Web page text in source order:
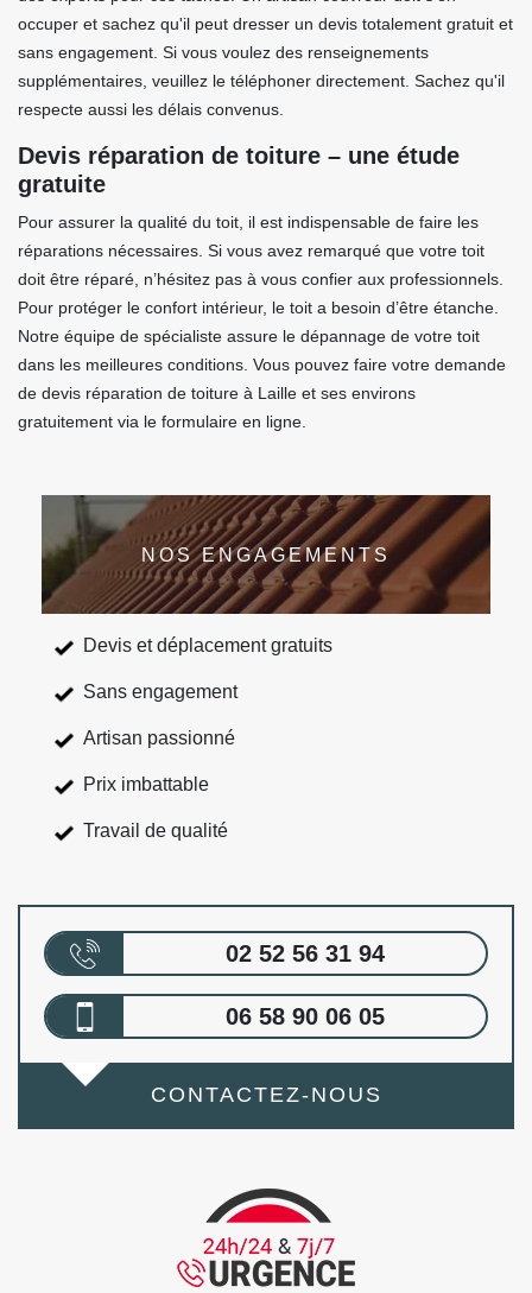
occuper et sachez qu'il peut dresser un devis totalement gratuit et
sans engagement. Si vous voulez des renseignements
supplémentaires, veuillez le téléphoner directement. Sachez qu'il
respecte aussi les délais convenus.
Devis réparation de toiture – une étude
gratuite
Pour assurer la qualité du toit, il est indispensable de faire les
réparations nécessaires. Si vous avez remarqué que votre toit
doit être réparé, n’hésitez pas à vous confier aux professionnels.
Pour protéger le confort intérieur, le toit a besoin d’être étanche.
Notre équipe de spécialiste assure le dépannage de votre toit
dans les meilleures conditions. Vous pouvez faire votre demande
de devis réparation de toiture à Laille et ses environs
gratuitement via le formulaire en ligne.
NOS ENGAGEMENTS
Devis et déplacement gratuits
Sans engagement
Artisan passionné
Prix imbattable
Travail de qualité
02 52 56 31 94
06 58 90 06 05
CONTACTEZ-NOUS